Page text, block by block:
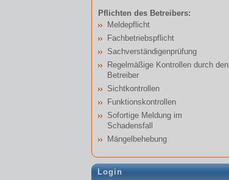
Pflichten des Betreibers:
Meldepflicht
Fachbetriebspflicht
Sachverständigenprüfung
Regelmäßige Kontrollen durch den
Betreiber
Sichtkontrollen
Funktionskontrollen
Sofortige Meldung im
Schadensfall
Mängelbehebung
Login